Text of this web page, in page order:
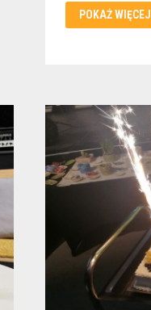
29
MARCA
CENTRUM
KWIETNIA
ŻYCZYMY
WSZYSTKIM
WESOŁYCH
ŚWIĄT
:)
POKAŻ WIĘCEJ